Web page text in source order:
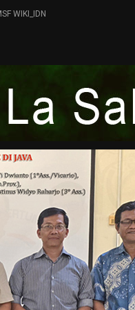
WIKI_IDN